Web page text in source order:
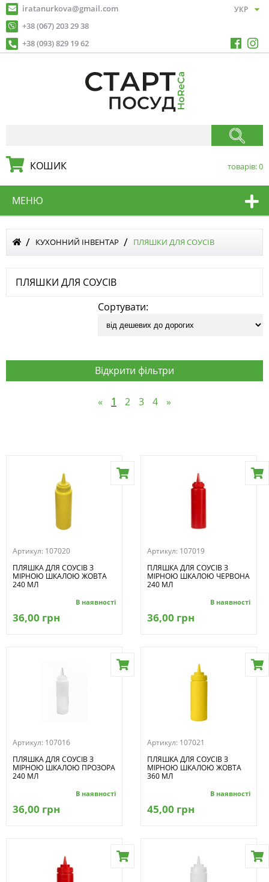
iratanurkova@gmail.com
+38 (067) 203 29 38
+38 (093) 829 19 62
КОШИК товарів:0
МЕНЮ
КУХОННИЙ ІНВЕНТАР ПЛЯШКИ ДЛЯ СОУСІВ
ПЛЯШКИ ДЛЯ СОУСІВ
Сортувати:
Відкрити фільтри
« 1 2 3 4 »
Артикул: 107020
ПЛЯШКА ДЛЯ СОУСІВ З
МІРНОЮ ШКАЛОЮ ЖОВТА
240 МЛ
В наявності
36,00 грн
Артикул: 107019
ПЛЯШКА ДЛЯ СОУСІВ З
МІРНОЮ ШКАЛОЮ ЧЕРВОНА
240 МЛ
В наявності
36,00 грн
Артикул: 107016
ПЛЯШКА ДЛЯ СОУСІВ З
МІРНОЮ ШКАЛОЮ ПРОЗОРА
240 МЛ
В наявності
36,00 грн
Артикул: 107021
ПЛЯШКА ДЛЯ СОУСІВ З
МІРНОЮ ШКАЛОЮ ЖОВТА
360 МЛ
В наявності
45,00 грн